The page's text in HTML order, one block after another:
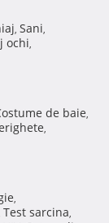
, Sani,
ochi,
de baie,
,
,
Test sarcina,